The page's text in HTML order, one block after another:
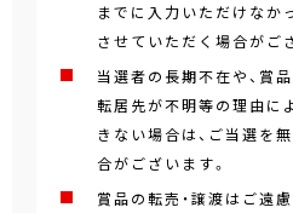
までに入力いただけなか
させていただく場合がご
当選者の長期不在や、賞
転居先が不明等の理由に
きない場合は、ご当選を
合がございます。
賞品の転売・譲渡はご遠